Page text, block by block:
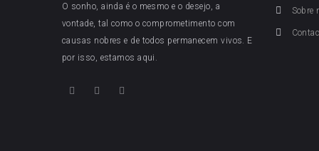
O sonho, ainda é o mesmo e o desejo, a
vontade, tal como o comprometimento com
causas nobres e de todos permanecem vivos. E
por isso, estamos aqui.
Sobre